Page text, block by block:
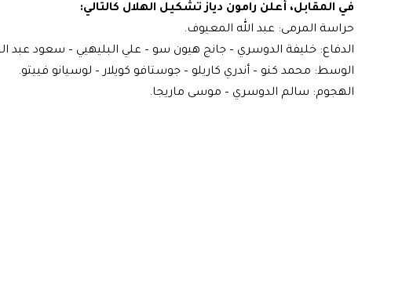
في المقابل، أعلن رامون دياز تشكيل الهلال كالتالي:
حراسة المرمى: عبد الله المعيوف.
الدفاع: خليفة الدوسري – جانج هيون سو – علي البليهيي – سعود عبد
الوسط: محمد كنو – أندري كاريلو – جوستافو كويلار – لوسيانو فييتو.
الهجوم: سالم الدوسري – موسى ماريجا.